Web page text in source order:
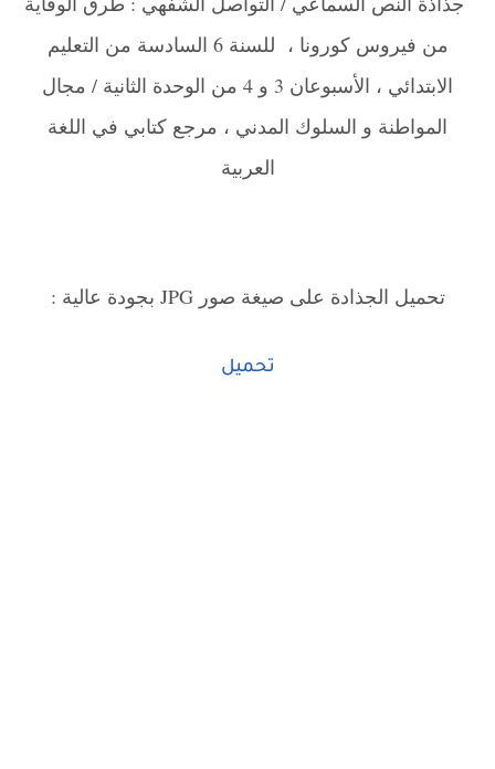
من فيروس كورونا ، للسنة 6 السادسة من التعليم
الابتدائي ، الأسبوعان 3 و 4 من الوحدة الثانية / مجال
المواطنة و السلوك المدني ، مرجع كتابي في اللغة
العربية
تحميل الجذادة على صيغة صور JPG بجودة عالية :
تحميل